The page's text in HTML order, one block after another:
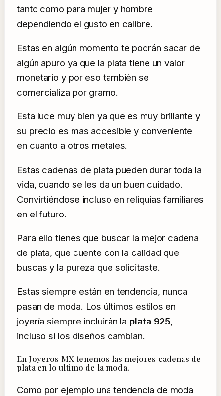
tanto como para mujer y hombre
dependiendo el gusto en calibre.
Estas en algún momento te podrán sacar de
algún apuro ya que la plata tiene un valor
monetario y por eso también se
comercializa por gramo.
Esta luce muy bien ya que es muy brillante y
su precio es mas accesible y conveniente
en cuanto a otros metales.
Estas cadenas de plata pueden durar toda la
vida, cuando se les da un buen cuidado.
Convirtiéndose incluso en reliquias familiares
en el futuro.
Para ello tienes que buscar la mejor cadena
de plata, que cuente con la calidad que
buscas y la pureza que solicitaste.
Estas siempre están en tendencia, nunca
pasan de moda. Los últimos estilos en
joyería siempre incluirán la plata 925,
incluso si los diseños cambian.
En Joyeros MX tenemos las mejores cadenas de
plata en lo ultimo de la moda.
Como por ejemplo una tendencia de moda